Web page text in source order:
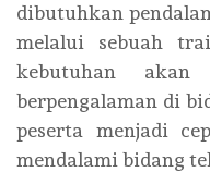
dibutuhkan
melalui sebuah
kebutuhan
berpengalaman di
peserta menjadi
mendalami bidang